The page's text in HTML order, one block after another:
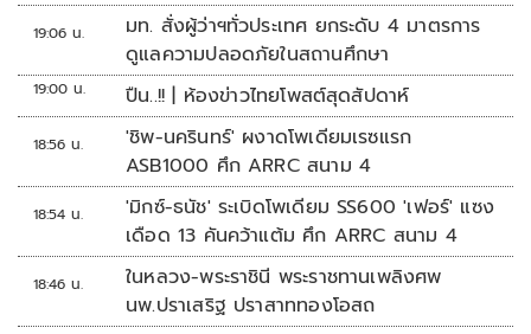
19:06 น.
มท. สั่งผู้ว่าฯทั่วประเทศ ยกระดับ 4 มาตรการ
ดูแลความปลอดภัยในสถานศึกษา
19:00 น. ปืน..!! | ห้องข่าวไทยโพสต์สุดสัปดาห์
18:56 น.
'ชิพ-นครินทร์' ผงาดโพเดียมเรซแรก
ASB1000 ศึก ARRC สนาม 4
18:54 น.
'มิกซ์-ธนัช' ระเบิดโพเดียม SS600 'เฟอร์' แซง
เดือด 13 คันคว้าแต้ม ศึก ARRC สนาม 4
18:46 น.
ในหลวง-พระราชินี พระราชทานเพลิงศพ
นพ.ปราเสริฐ ปราสาททองโอสถ